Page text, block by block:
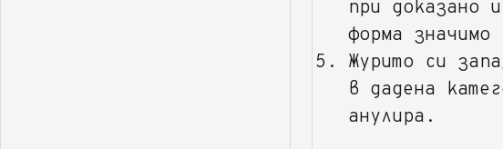
при доказано
форма значимо
Журито си
в дадена
анулира.